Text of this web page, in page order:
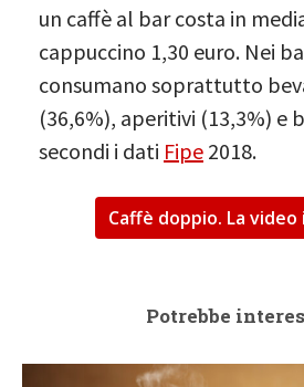
un caffè al bar costa in
cappuccino 1,30 euro. Nei
consumano soprattutto
(36,6%), aperitivi (13,3%) e
secondi i dati Fipe 2018.
Caffè doppio. La
Potrebbe